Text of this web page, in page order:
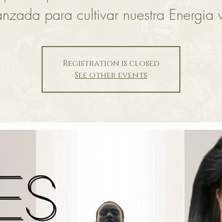
para cultivar nuestra Energia
Registration is closed
See other events